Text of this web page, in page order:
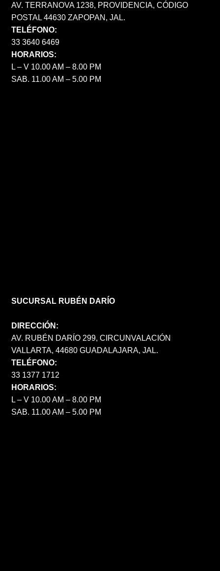
AV. TERRANOVA 1238, PROVIDENCIA, CÓDIGO
POSTAL 44630 ZAPOPAN, JAL.
TELÉFONO:
33 3640 6469
HORARIOS:
L – V 10.00 AM – 8.00 PM
SAB. 11.00 AM – 5.00 PM
SUCURSAL RUBÉN DARÍO
DIRECCIÓN:
AV. RUBÉN DARÍO 299, CIRCUNVALACIÓN
VALLARTA, 44680 GUADALAJARA, JAL.
TELÉFONO:
33 1377 1712
HORARIOS:
L – V 10.00 AM – 8.00 PM
SAB. 11.00 AM – 5.00 PM